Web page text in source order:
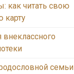
как читать свою
карту
внеклассного
семьи